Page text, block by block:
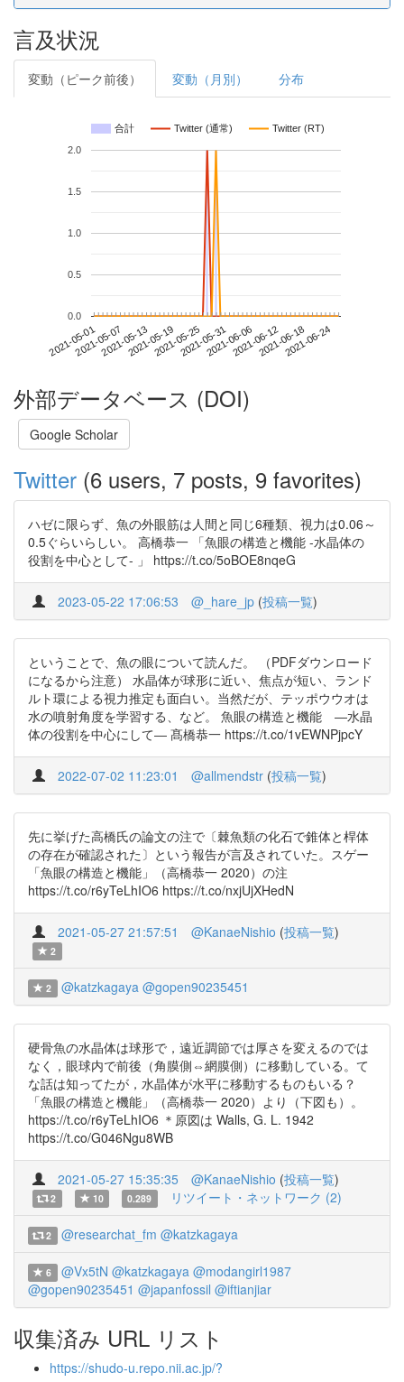
言及状況
変動（ピーク前後） 変動（月別） 分布
合計 Twitter (通常) Twitter (RT)
2021-05-012021-05-072021-05-132021-05-192021-05-252021-05-312021-06-062021-06-122021-06-182021-06-24
0.0
0.5
1.0
1.5
2.0
外部データベース (DOI)
Google Scholar
Twitter (6 users, 7 posts, 9 favorites)
ハゼに限らず、魚の外眼筋は人間と同じ6種類、視力は0.06～
0.5ぐらいらしい。 高橋恭一 「魚眼の構造と機能 -水晶体の
役割を中心として- 」 https://t.co/5oBOE8nqeG
2023-05-22 17:06:53 @_hare_jp (投稿一覧)
ということで、魚の眼について読んだ。 （PDFダウンロード
になるから注意） 水晶体が球形に近い、焦点が短い、ランド
ルト環による視力推定も面白い。当然だが、テッポウウオは
水の噴射角度を学習する、など。 魚眼の構造と機能 ―水晶
体の役割を中心にして― 髙橋恭一 https://t.co/1vEWNPjpcY
2022-07-02 11:23:01 @allmendstr (投稿一覧)
先に挙げた高橋氏の論文の注で〔棘魚類の化石で錐体と桿体
の存在が確認された〕という報告が言及されていた。スゲー
「魚眼の構造と機能」（高橋恭一 2020）の注
https://t.co/r6yTeLhIO6 https://t.co/nxjUjXHedN
2021-05-27 21:57:51 @KanaeNishio (投稿一覧)
2
2 @katzkagaya @gopen90235451
硬骨魚の水晶体は球形で，遠近調節では厚さを変えるのでは
なく，眼球内で前後（角膜側⇔網膜側）に移動している。て
な話は知ってたが，水晶体が水平に移動するものもいる？
「魚眼の構造と機能」（高橋恭一 2020）より（下図も）。
https://t.co/r6yTeLhIO6 ＊原図は Walls, G. L. 1942
https://t.co/G046Ngu8WB
2021-05-27 15:35:35 @KanaeNishio (投稿一覧)
2 10 0.289 リツイート・ネットワーク (2)
2 @researchat_fm @katzkagaya
6 @Vx5tN @katzkagaya @modangirl1987
@gopen90235451 @japanfossil @iftianjiar
収集済み URL リスト
https://shudo-u.repo.nii.ac.jp/?